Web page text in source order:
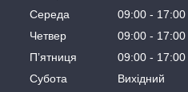
Середа
09:00
17:00
Четвер
09:00
17:00
Пʼятниця
09:00
17:00
Субота
Вихідний